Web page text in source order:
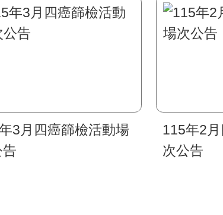
3月四癌篩檢活動場
115年2
次公告